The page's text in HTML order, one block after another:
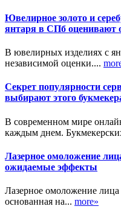
Ювелирное золото и
янтаря в СПб оценивают
В ювелирных изделиях с
независимой оценки....
Секрет популярности
выбирают этого
В современном мире
каждым днем.
Лазерное омоложение
ожидаемые эффекты
Лазерное омоложение
основанная на... more»